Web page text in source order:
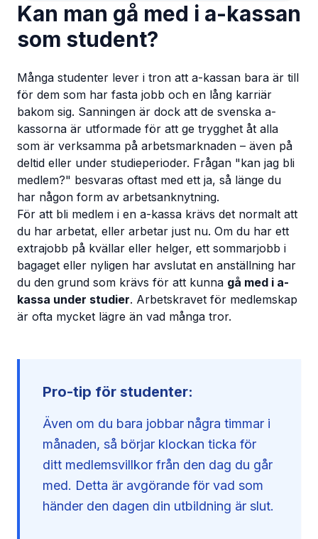
Kan man gå med i a-kassan
som student?
Många studenter lever i tron att a-kassan bara är till
för dem som har fasta jobb och en lång karriär
bakom sig. Sanningen är dock att de svenska a-
kassorna är utformade för att ge trygghet åt alla
som är verksamma på arbetsmarknaden – även på
deltid eller under studieperioder. Frågan "kan jag bli
medlem?" besvaras oftast med ett ja, så länge du
har någon form av arbetsanknytning.
För att bli medlem i en a-kassa krävs det normalt att
du har arbetat, eller arbetar just nu. Om du har ett
extrajobb på kvällar eller helger, ett sommarjobb i
bagaget eller nyligen har avslutat en anställning har
du den grund som krävs för att kunna gå med i a-
kassa under studier. Arbetskravet för medlemskap
är ofta mycket lägre än vad många tror.
Pro-tip för studenter:
Även om du bara jobbar några timmar i
månaden, så börjar klockan ticka för
ditt medlemsvillkor från den dag du går
med. Detta är avgörande för vad som
händer den dagen din utbildning är slut.